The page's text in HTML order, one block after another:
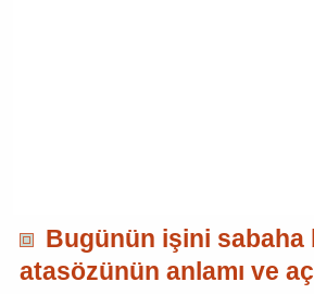
Bugünün işini sabaha
atasözünün anlamı ve